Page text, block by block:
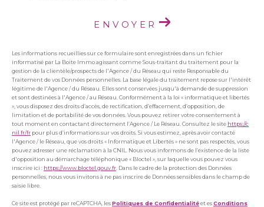
ENVOYER
Les informations recueillies sur ce formulaire sont enregistrées dans un fichier
informatisé par La Boite Immo agissant comme Sous-traitant du traitement pour la
gestion de la clientèle/prospects de l'Agence / du Réseau qui reste Responsable du
Traitement de vos Données personnelles. La base légale du traitement repose sur l'intérêt
légitime de l'Agence / du Réseau. Elles sont conservées jusqu'à demande de suppression
et sont destinées à l'Agence / au Réseau. Conformément à la loi « informatique et libertés
», vous disposez des droits d’accès, de rectification, d’effacement, d’opposition, de
limitation et de portabilité de vos données. Vous pouvez retirer votre consentement à
tout moment en contactant directement l’Agence / Le Réseau. Consultez le site https://c
nil.fr/fr pour plus d’informations sur vos droits. Si vous estimez, après avoir contacté
l'Agence / le Réseau, que vos droits « Informatique et Libertés » ne sont pas respectés, vous
pouvez adresser une réclamation à la CNIL. Nous vous informons de l’existence de la liste
d'opposition au démarchage téléphonique « Bloctel », sur laquelle vous pouvez vous
inscrire ici : https://www.bloctel.gouv.fr . Dans le cadre de la protection des Données
personnelles, nous vous invitons à ne pas inscrire de Données sensibles dans le champ de
saisie libre.
Ce site est protégé par reCAPTCHA, lesPolitiques de Confidentialitéet esConditions